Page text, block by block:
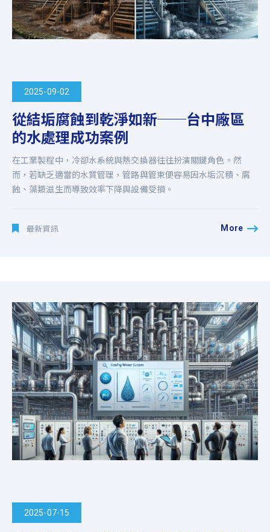
2025-09-02
從結垢腐蝕到乾淨如新──台中廠區
的水處理成功案例
在工業製程中，冷卻水系統與熱交換器往往扮演關鍵角色。然
而，若缺乏適當的水質管理，管路與管束便容易因水垢沉積、腐
蝕、藻類滋生而導致效率下降與設備受損。
最新資訊 More
2025-07-15